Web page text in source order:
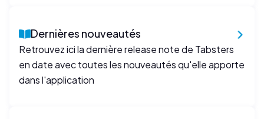
Dernières nouveautés
Retrouvez ici la dernière release note de Tabsters
en date avec toutes les nouveautés qu'elle apporte
dans l'application